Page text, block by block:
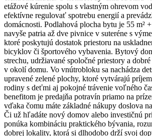
etážové kúrenie spolu s vlastným ohrevom
efektívne regulovať spotrebu energií a
domácnosti. Podlahová plocha bytu je 55 m²
navyše patria až dve pivnice v suteréne s
ktoré poskytujú dostatok priestoru na
bicyklov či športového vybavenia. Bytový
strechu, udržiavané spoločné priestory a
v okolí domu. Vo vnútrobloku sa nachádza
upravené zelené plochy, ktoré vytvárajú
rodiny s deťmi aj pokojné trávenie voľného
benefitom je predajňa potravín priamo na
vďaka čomu máte základné nákupy doslova
Či už hľadáte nový domov alebo investičnú
ponúka kombináciu praktického bývania,
dobrej lokality, ktorá si dlhodobo drží svoj